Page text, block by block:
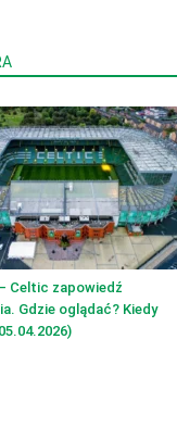
Celtic zapowiedź
Gdzie oglądać? Kiedy